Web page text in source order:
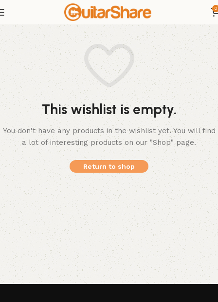
0
This wishlist is empty.
You don't have any products in the wishlist yet. You will find
a lot of interesting products on our "Shop" page.
Return to shop